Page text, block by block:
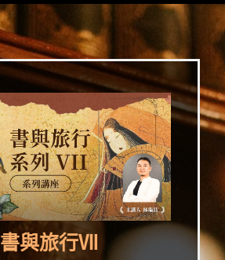
書與旅行Ⅶ